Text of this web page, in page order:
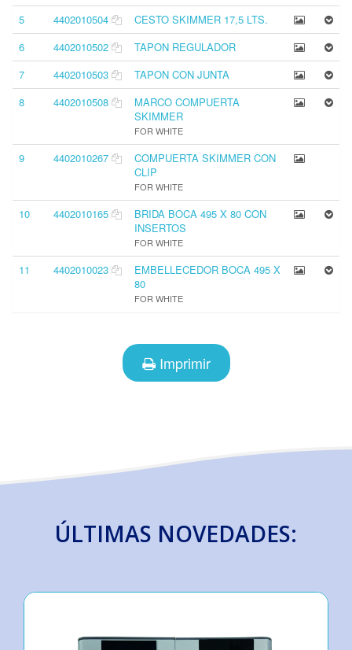
5
4402010504
CESTO SKIMMER 17,5 LTS.
6
4402010502
TAPON REGULADOR
7
4402010503
TAPON CON JUNTA
8
4402010508
MARCO COMPUERTA
SKIMMER
FOR WHITE
9 4402010267
COMPUERTA SKIMMER CON
CLIP
FOR WHITE
10 4402010165
BRIDA BOCA 495 X 80 CON
INSERTOS
FOR WHITE
11 4402010023
EMBELLECEDOR BOCA 495 X
80
FOR WHITE
Imprimir
ÚLTIMAS NOVEDADES: